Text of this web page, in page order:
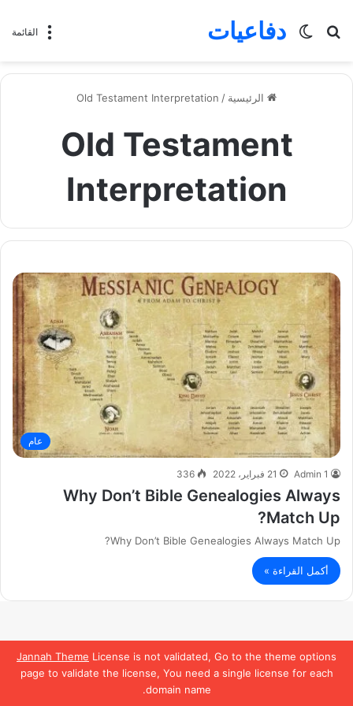
Jannah Theme License is not validated, Go to the theme options
page to validate the license, You need a single license for each
domain name.
القائمة دفاعيات
بحث
الوضع
الرئيسية /
Old Testament Interpretation
Old Testament
Interpretation
عام
Admin 1 21 فبراير، 2022 336
Why Don’t Bible Genealogies Always
Match Up?
Why Don’t Bible Genealogies Always Match Up?
أكمل القراءة »